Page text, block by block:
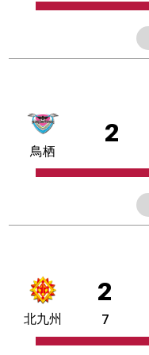
2
鳥栖
2
北九州 7